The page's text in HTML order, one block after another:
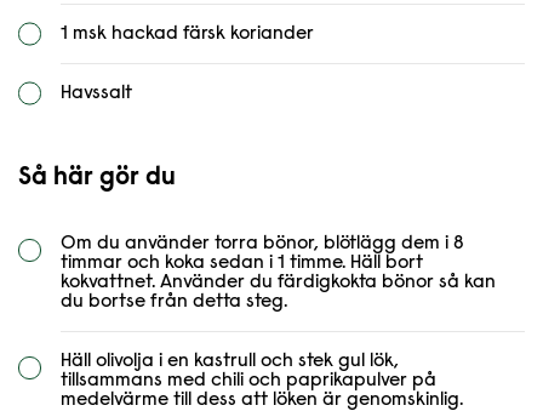
1 msk hackad färsk koriander
Havssalt
Så här gör du
Om du använder torra bönor, blötlägg dem i 8
timmar och koka sedan i 1 timme. Häll bort
kokvattnet. Använder du färdigkokta bönor så kan
du bortse från detta steg.
Häll olivolja i en kastrull och stek gul lök,
tillsammans med chili och paprikapulver på
medelvärme till dess att löken är genomskinlig.